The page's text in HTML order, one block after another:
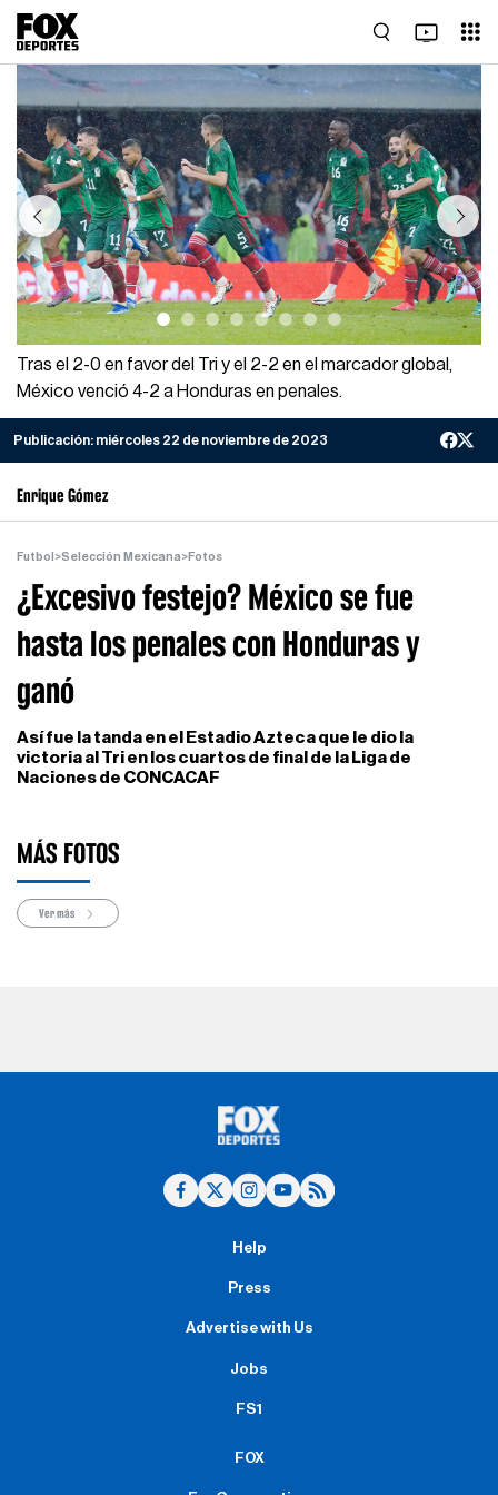
Previous Next
Tras el 2-0 en favor del Tri y el 2-2 en el marcador global,
México venció 4-2 a Honduras en penales.
Publicación: miércoles 22 de noviembre de 2023
Enrique Gómez
Futbol >Selección Mexicana>Fotos
¿Excesivo festejo? México se fue
hasta los penales con Honduras y
ganó
Así fue la tanda en el Estadio Azteca que le dio la
victoria al Tri en los cuartos de final de la Liga de
Naciones de CONCACAF
MÁS FOTOS
Ver más
Help
Press
Advertise with Us
Jobs
FS1
FOX